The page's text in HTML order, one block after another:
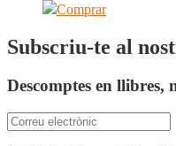
Comprar
Subscriu-te al
Descomptes en llibres,